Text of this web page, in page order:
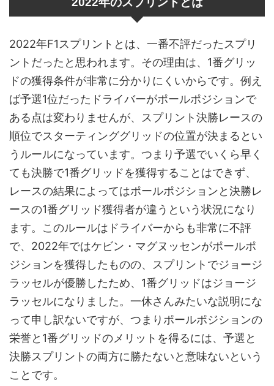
2022年F1スプリントとは、一番不評だったスプリ
ントだったと思われます。その理由は、1番グリッ
ドの獲得条件が非常に分かりにくいからです。例え
ば予選1位だったドライバーがポールポジションで
ある点は変わりませんが、スプリント決勝レースの
順位でスターティンググリッドの位置が決まるとい
うルールになっています。つまり予選でいくら早く
ても決勝で1番グリッドを獲得することはできず、
レースの結果によってはポールポジションと決勝レ
ースの1番グリッド獲得者が違うという状況になり
ます。このルールはドライバーからも非常に不評
で、2022年ではケビン・マグヌッセンがポールポ
ジションを獲得したものの、スプリントでジョージ
ラッセルが優勝したため、1番グリッドはジョージ
ラッセルになりました。一休さんみたいな説明にな
って申し訳ないですが、つまりポールポジションの
栄誉と1番グリッドのメリットを得るには、予選と
決勝スプリントの両方に勝たないと意味ないという
ことです。